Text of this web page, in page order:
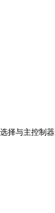
选择与主控制